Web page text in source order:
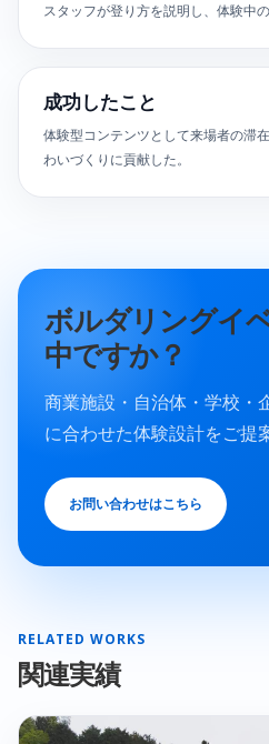
スタッフが登り方を説明し、体験中
成功したこと
体験型コンテンツとして来場者の滞
わいづくりに貢献した。
ボルダリングイ
中ですか？
商業施設・自治体・学校・
に合わせた体験設計をご提
お問い合わせはこちら
RELATED WORKS
関連実績